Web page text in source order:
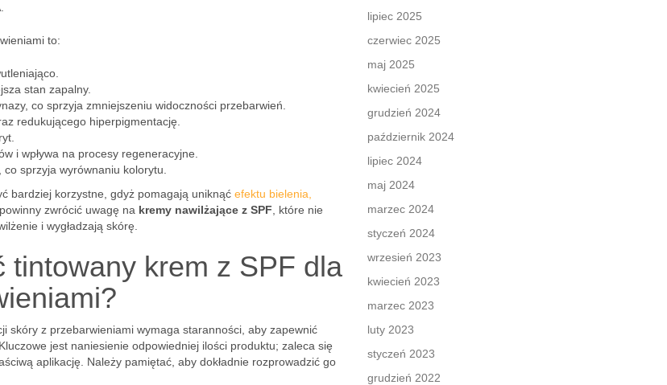
to:
stan zapalny.
co sprzyja zmniejszeniu widoczności przebarwień.
redukującego hiperpigmentację.
i wpływa na procesy regeneracyjne.
sprzyja wyrównaniu kolorytu.
bardziej korzystne, gdyż pomagają uniknąć efektu bielenia,
zwrócić uwagę na kremy nawilżające z SPF , które nie
i wygładzają skórę.
tintowany krem z SPF dla
skóry z przebarwieniami wymaga staranności, aby zapewnić
jest naniesienie odpowiedniej ilości produktu; zaleca się
aplikację. Należy pamiętać, aby dokładnie rozprowadzić go
lipiec 2025
czerwiec 2025
maj 2025
kwiecień 2025
grudzień 2024
październik 2024
lipiec 2024
maj 2024
marzec 2024
styczeń 2024
wrzesień 2023
kwiecień 2023
marzec 2023
luty 2023
styczeń 2023
grudzień 2022